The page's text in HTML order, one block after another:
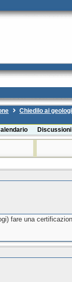
Chiedilo ai geologi
fare una